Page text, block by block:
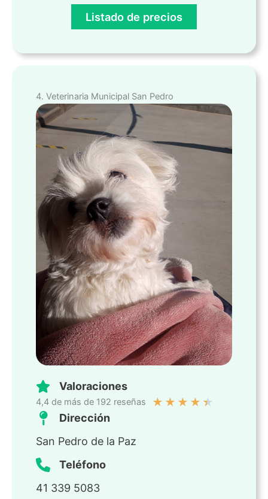
Listado de precios
4. Veterinaria Municipal San Pedro
Valoraciones
4,4 de más de 192 reseñas ★ ★ ★ ★ ★
Dirección
San Pedro de la Paz
Teléfono
41 339 5083